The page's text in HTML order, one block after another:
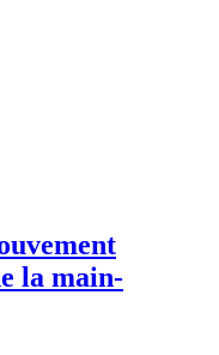
la main-